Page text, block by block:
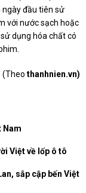
ngày đầu tiên sử
với nước sạch hoặc
dụng hóa chất có
(Theo thanhnien.vn)
Nam
Việt về lốp ô tô
sắp cập bến Việt